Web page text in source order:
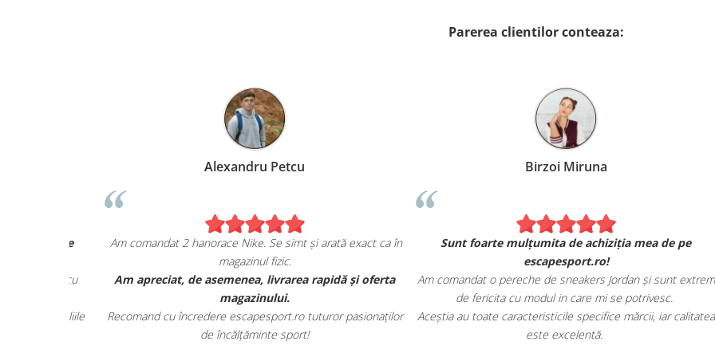
Parerea clientilor conteaza:
Marius Anghel
Sunt extrem de bucuros de achiziția mea de pe
escapesport.ro!
Am comandat un pair de sneakers JORDAN, și sunt cu
adevărat impresionat de calitatea lor.
Au venit în ambalajul lor autentic și au avut toate detaliile
specifice mărcii.
Alexandru Petcu
Am comandat 2 hanorace Nike. Se simt și arată exact ca în
magazinul fizic.
Am apreciat, de asemenea, livrarea rapidă și oferta
magazinului.
Recomand cu încredere escapesport.ro tuturor pasionaților
de încălțăminte sport!